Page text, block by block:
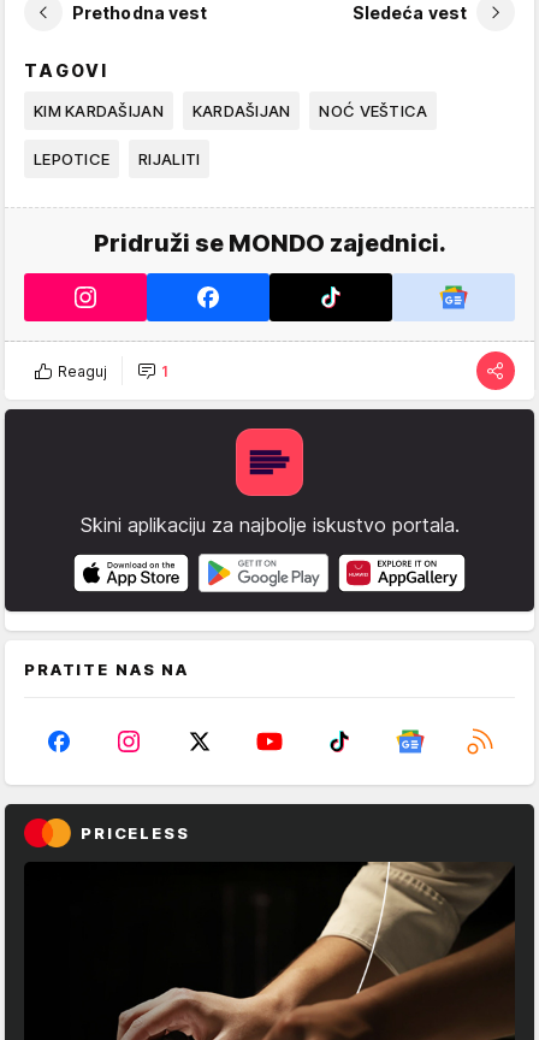
Prethodna vest Sledeća vest
TAGOVI
KIM KARDAŠIJAN KARDAŠIJAN NOĆ VEŠTICA
LEPOTICE RIJALITI
Pridruži se MONDO zajednici.
Reaguj 1
Skini aplikaciju za najbolje iskustvo portala.
PRATITE NAS NA
PRICELESS